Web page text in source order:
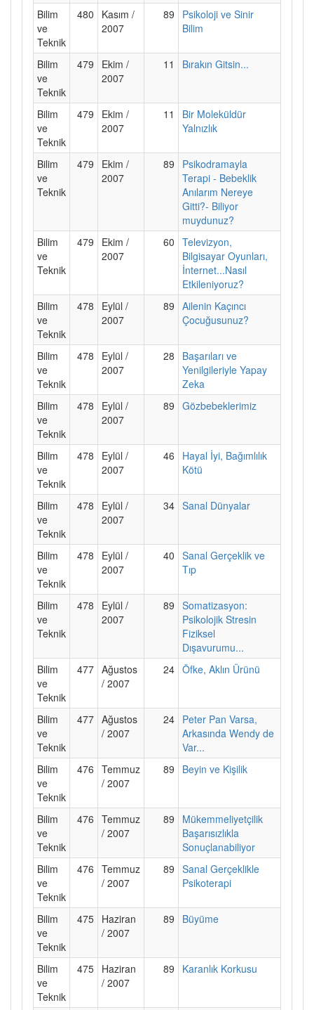
Bilim
ve
Teknik
480
Kasım /
2007
89
Psikoloji ve Sinir
Bilim
Bilim
ve
Teknik
479
Ekim /
2007
11 Bırakın Gitsin...
Bilim
ve
Teknik
479
Ekim /
2007
11
Bir Moleküldür
Yalnızlık
Bilim
ve
Teknik
479
Ekim /
2007
89
Psikodramayla
Terapi - Bebeklik
Anılarım Nereye
Gitti?- Biliyor
muydunuz?
Bilim
ve
Teknik
479
Ekim /
2007
60 Televizyon,
Bilgisayar Oyunları,
İnternet...Nasıl
Etkileniyoruz?
Bilim
ve
Teknik
478
Eylül /
2007
89 Ailenin Kaçıncı
Çocuğusunuz?
Bilim
ve
Teknik
478
Eylül /
2007
28
Başarıları ve
Yenilgileriyle Yapay
Zeka
Bilim
ve
Teknik
478
Eylül /
2007
89 Gözbebeklerimiz
Bilim
ve
Teknik
478
Eylül /
2007
46
Hayal İyi, Bağımlılık
Kötü
Bilim
ve
Teknik
478
Eylül /
2007
34 Sanal Dünyalar
Bilim
ve
Teknik
478
Eylül /
2007
40 Sanal Gerçeklik ve
Tıp
Bilim
ve
Teknik
478
Eylül /
2007
89 Somatizasyon:
Psikolojik Stresin
Fiziksel
Dışavurumu...
Bilim
ve
Teknik
477 Ağustos
/ 2007
24 Öfke, Aklın Ürünü
Bilim
ve
Teknik
477 Ağustos
/ 2007
24 Peter Pan Varsa,
Arkasında Wendy de
Var...
Bilim
ve
Teknik
476 Temmuz
/ 2007
89 Beyin ve Kişilik
Bilim
ve
Teknik
476 Temmuz
/ 2007
89
Mükemmeliyetçilik
Başarısızlıkla
Sonuçlanabiliyor
Bilim
ve
Teknik
476 Temmuz
/ 2007
89 Sanal Gerçeklikle
Psikoterapi
Bilim
ve
Teknik
475 Haziran
/ 2007
89 Büyüme
Bilim
ve
Teknik
475 Haziran
/ 2007
89 Karanlık Korkusu